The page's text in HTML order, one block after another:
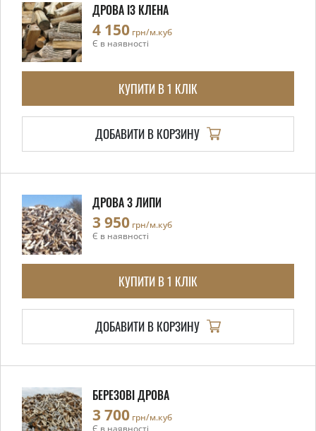
ДРОВА ІЗ КЛЕНА
4 150 грн/м.куб
Є в наявності
КУПИТИ В 1 КЛІК
ДОБАВИТИ В КОРЗИНУ
ДРОВА З ЛИПИ
3 950 грн/м.куб
Є в наявності
КУПИТИ В 1 КЛІК
ДОБАВИТИ В КОРЗИНУ
БЕРЕЗОВІ ДРОВА
3 700 грн/м.куб
Є в наявності